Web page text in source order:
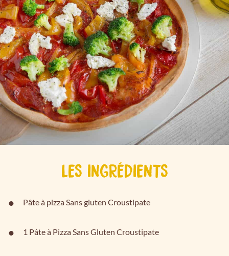
LES INGRÉDIENTS
Pâte à pizza Sans gluten Croustipate
1 Pâte à Pizza Sans Gluten Croustipate